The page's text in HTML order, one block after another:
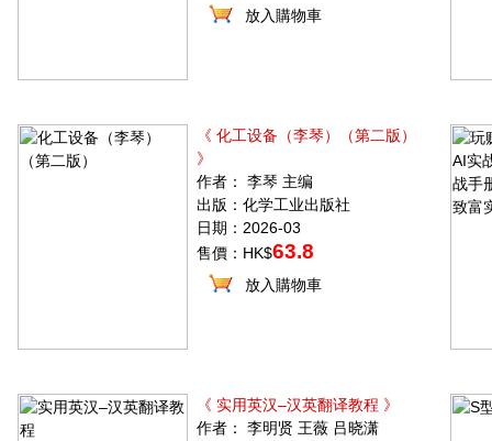
放入購物車
《 化工设备（李琴）（第二版）
》
作者： 李琴 主编
出版：化学工业出版社
日期：2026-03
售價：HK$63.8
放入購物車
《 实用英汉–汉英翻译教程 》
作者： 李明贤 王薇 吕晓潇